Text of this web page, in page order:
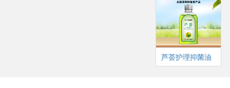
芦荟护理抑菌油